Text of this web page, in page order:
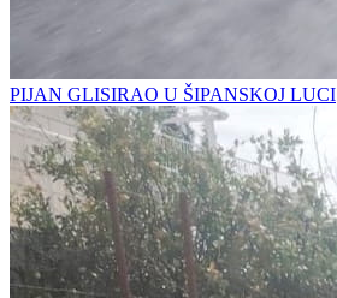
PIJAN GLISIRAO U ŠIPANSKOJ LUCI